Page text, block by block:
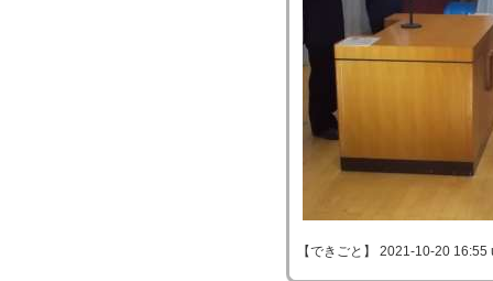
【できごと】 2021-10-20